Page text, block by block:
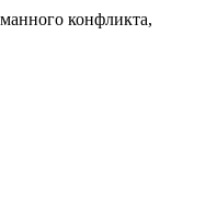
конфликта,